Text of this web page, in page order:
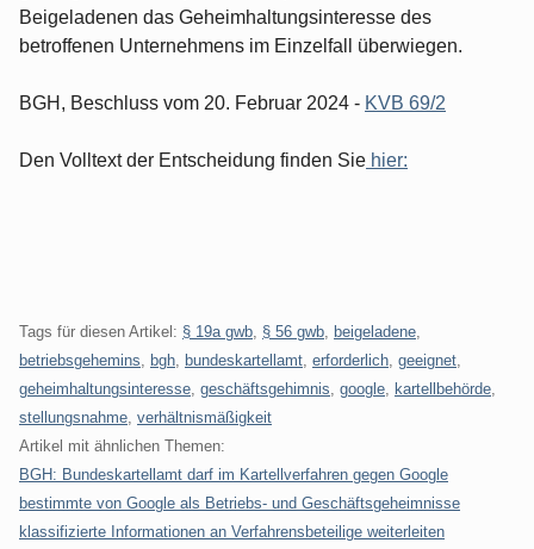
Beigeladenen das Geheimhaltungsinteresse des
betroffenen Unternehmens im Einzelfall überwiegen.
BGH, Beschluss vom 20. Februar 2024 - KVB 69/2
Den Volltext der Entscheidung finden Sie hier:
Tags für diesen Artikel: § 19a gwb § 56 gwb beigeladene
betriebsgehemins
bgh bundeskartellamt erforderlich geeignet
geheimhaltungsinteresse geschäftsgehimnis google kartellbehörde
stellungsnahme verhältnismäßigkeit
Artikel mit ähnlichen Themen:
BGH: Bundeskartellamt darf im Kartellverfahren gegen Google
bestimmte von Google als Betriebs- und Geschäftsgeheimnisse
klassifizierte Informationen an Verfahrensbeteilige weiterleiten